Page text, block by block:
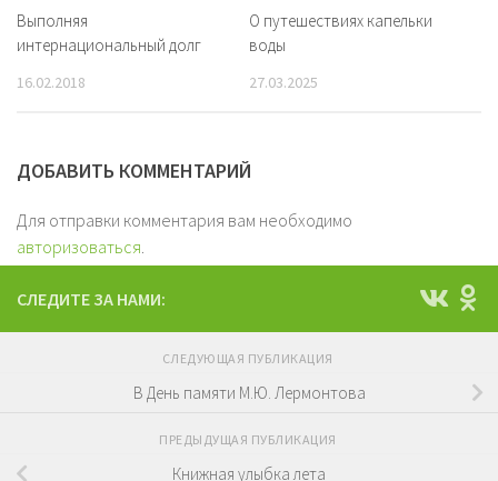
Выполняя
интернациональный долг
16.02.2018
О путешествиях капельки
воды
27.03.2025
ДОБАВИТЬ КОММЕНТАРИЙ
Для отправки комментария вам необходимо
авторизоваться.
СЛЕДИТЕ ЗА НАМИ:
СЛЕДУЮЩАЯ ПУБЛИКАЦИЯ
В День памяти М.Ю. Лермонтова
ПРЕДЫДУЩАЯ ПУБЛИКАЦИЯ
Книжная улыбка лета